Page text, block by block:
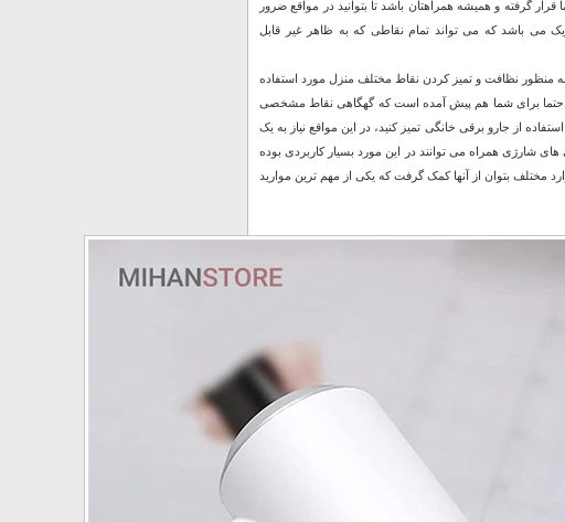
گرفته و همیشه همراهتان باشد تا بتوانید در مواقع ضرور
می باشد که می تواند تمام نقاطی که به ظاهر غیر قابل
منظور نظافت و تمیز کردن نقاط مختلف منزل مورد استفاده
برای شما هم پیش آمده است که گهگاهی نقاط مشخصی
از جارو برقی خانگی تمیز کنید، در این مواقع نیاز به یک
های شارژی همراه می توانند در این مورد بسیار کاربردی بوده
مختلف بتوان از آنها کمک گرفت که یکی از مهم ترین موارید